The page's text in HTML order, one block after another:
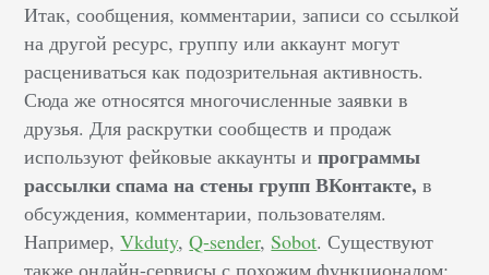
Итак, сообщения, комментарии, записи со ссылкой
на другой ресурс, группу или аккаунт могут
расцениваться как подозрительная активность.
Сюда же относятся многочисленные заявки в
друзья. Для раскрутки сообществ и продаж
используют фейковые аккаунты ипрограммы
рассылки спама на стены групп ВКонтакте,в
обсуждения, комментарии, пользователям.
Например,Vkduty,Q-sender,Sobot. Существуют